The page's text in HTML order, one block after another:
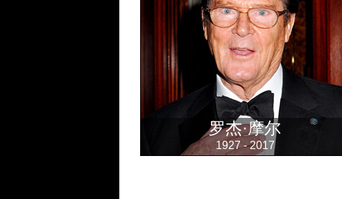
罗杰·摩尔
1927 - 2017